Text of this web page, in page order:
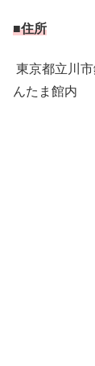
■住所
東京都立川
んたま館内